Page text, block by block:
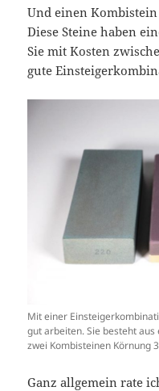
Und einen
Diese Steine haben
Sie mit Kosten
gute
Mit einer
gut arbeiten. Sie besteht
zwei Kombisteinen Körnung
Ganz allgemein rate